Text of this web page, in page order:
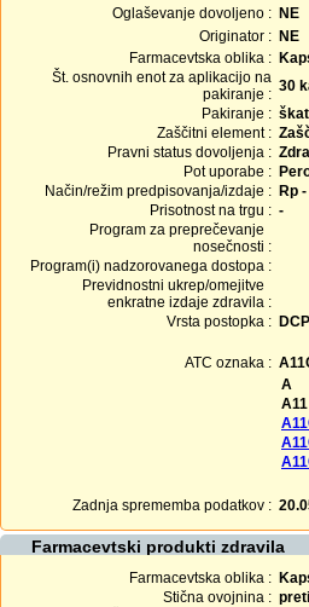
Oglaševanje dovoljeno : NE
Originator : NE
Farmacevtska oblika :
Št. osnovnih enot za aplikacijo na
pakiranje : 30
Pakiranje :
Zaščitni element :
Pravni status dovoljenja :
Pot uporabe :
Način/režim predpisovanja/izdaje : Rp
Prisotnost na trgu : -
Program za preprečevanje
nosečnosti :
Program(i) nadzorovanega dostopa :
Previdnostni ukrep/omejitve
enkratne izdaje zdravila :
Vrsta postopka :
ATC oznaka :
A
A11
Zadnja sprememba podatkov :
Farmacevtski produkti zdravila
Farmacevtska oblika :
Stična ovojnina :